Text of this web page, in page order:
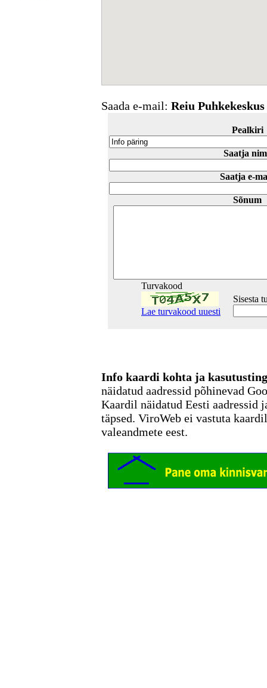
Saada e-mail: Reiu Puhkekeskus
Pealkiri
Saatja
Saatja e-
Sõnum
Turvakood
Lae turvakood uuesti
Sisesta
Info kaardi kohta ja
näidatud aadressid põhinevad
Kaardil näidatud Eesti aadressid
täpsed. ViroWeb ei vastuta
valeandmete eest.